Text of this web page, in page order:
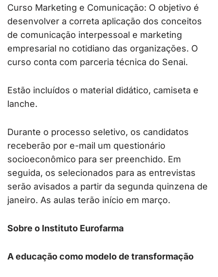
Curso Marketing e Comunicação: O objetivo é
desenvolver a correta aplicação dos conceitos
de comunicação interpessoal e marketing
empresarial no cotidiano das organizações. O
curso conta com parceria técnica do Senai.
Estão incluídos o material didático, camiseta e
lanche.
Durante o processo seletivo, os candidatos
receberão por e-mail um questionário
socioeconômico para ser preenchido. Em
seguida, os selecionados para as entrevistas
serão avisados a partir da segunda quinzena de
janeiro. As aulas terão início em março.
Sobre o Instituto Eurofarma
A educação como modelo de transformação